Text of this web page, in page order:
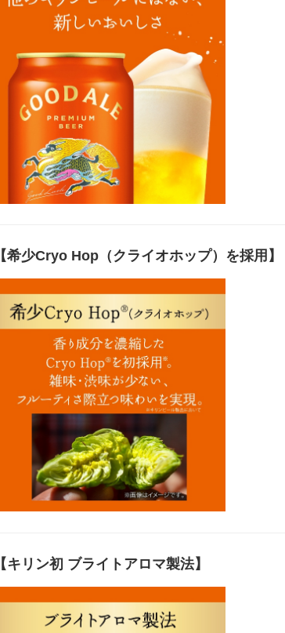
【希少Cryo Hop（クライオホップ）を採用】
【キリン初 ブライトアロマ製法】